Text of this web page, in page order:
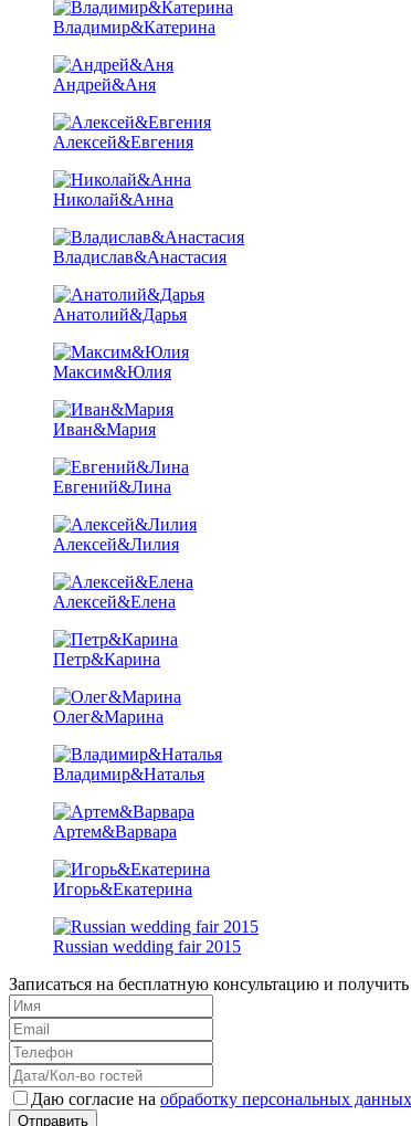
Владимир&Катерина
Андрей&Аня
Алексей&Евгения
Николай&Анна
Владислав&Анастасия
Анатолий&Дарья
Максим&Юлия
Иван&Мария
Евгений&Лина
Алексей&Лилия
Алексей&Елена
Петр&Карина
Олег&Марина
Владимир&Наталья
Артем&Варвара
Игорь&Екатерина
Russian wedding fair 2015
Записаться на бесплатную консультацию и
Даю согласие на обработку персональных данных